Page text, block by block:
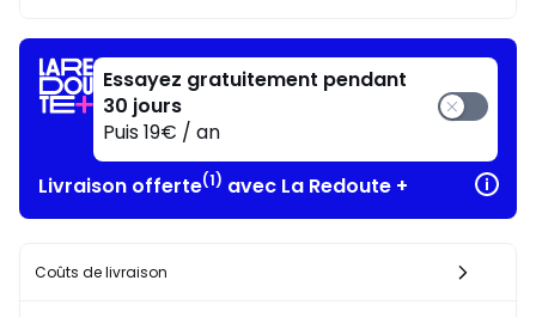
Essayez gratuitement pendant
30 jours
Puis 19€ / an
Livraison offerte(1) avec La Redoute +
Coûts de livraison